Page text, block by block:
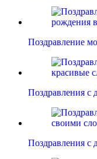
Поздравление
Поздравления с
Поздравления с